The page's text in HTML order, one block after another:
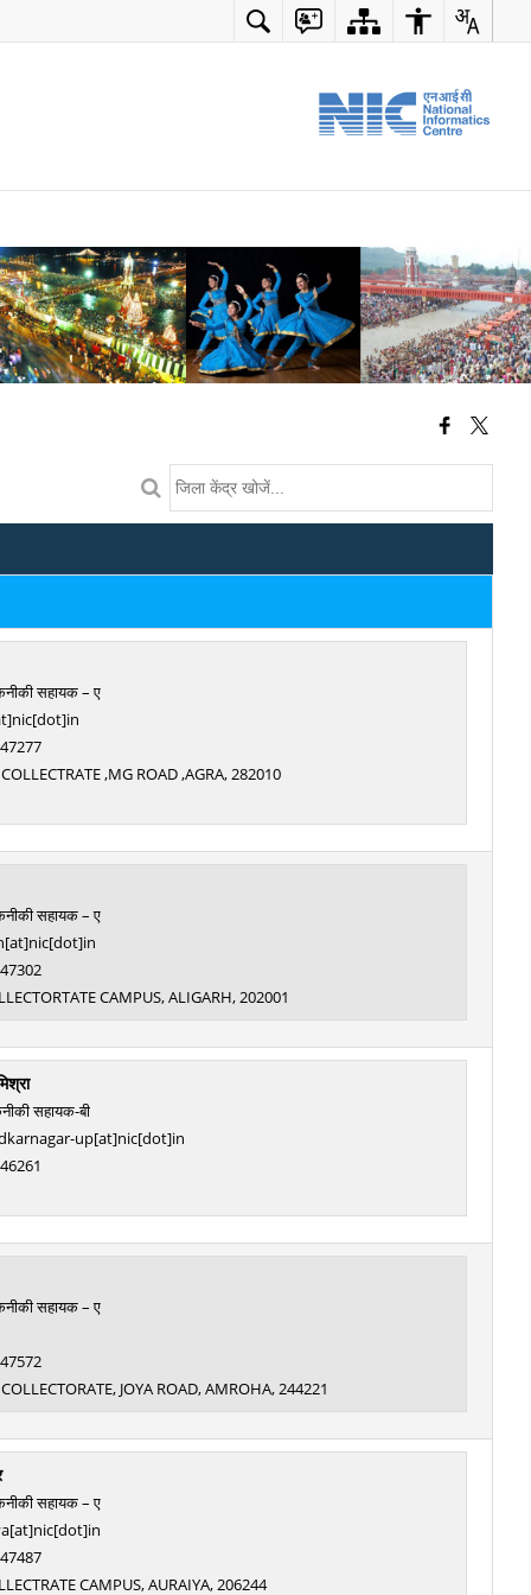
सहायक – ए
,MG ROAD ,AGRA, 282010
सहायक – ए
CAMPUS, ALIGARH, 202001
सहायक-बी
up[at]nic[dot]in
सहायक – ए
JOYA ROAD, AMROHA, 244221
सहायक – ए
CAMPUS, AURAIYA, 206244